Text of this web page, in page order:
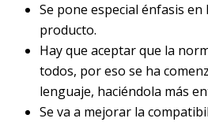
Se pone especial énfasis
producto.
Hay que aceptar que la
todos, por eso se ha
lenguaje, haciéndola más
Se va a mejorar la